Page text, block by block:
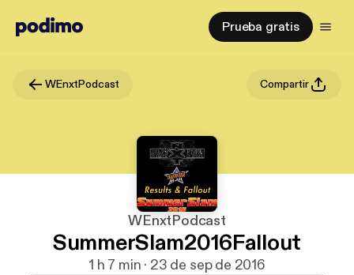
Prueba gratis
WEnxtPodcast Compartir
WEnxtPodcast
SummerSlam2016Fallout
1 h 7 min · 23 de sep de 2016